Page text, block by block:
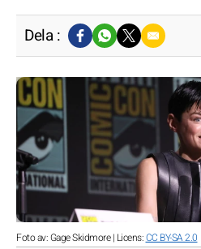
Dela :
Foto av: Gage Skidmore | Licens:CC BY-SA 2.0